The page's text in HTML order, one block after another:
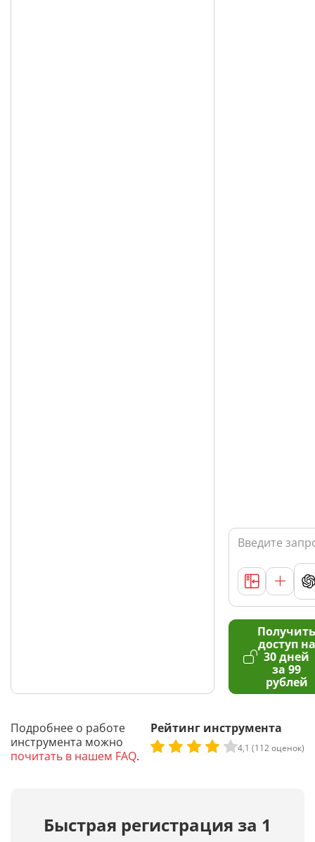
Получить
доступ на
30 дней
за 99
рублей
Подробнее о работе
инструмента можно
почитать в нашем FAQ.
Рейтинг инструмента
4,1 (112 оценок)
Быстрая регистрация за 1